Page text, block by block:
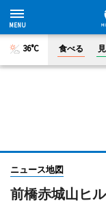
36°C 食べる
ニュース地図
前橋赤城山ヒ